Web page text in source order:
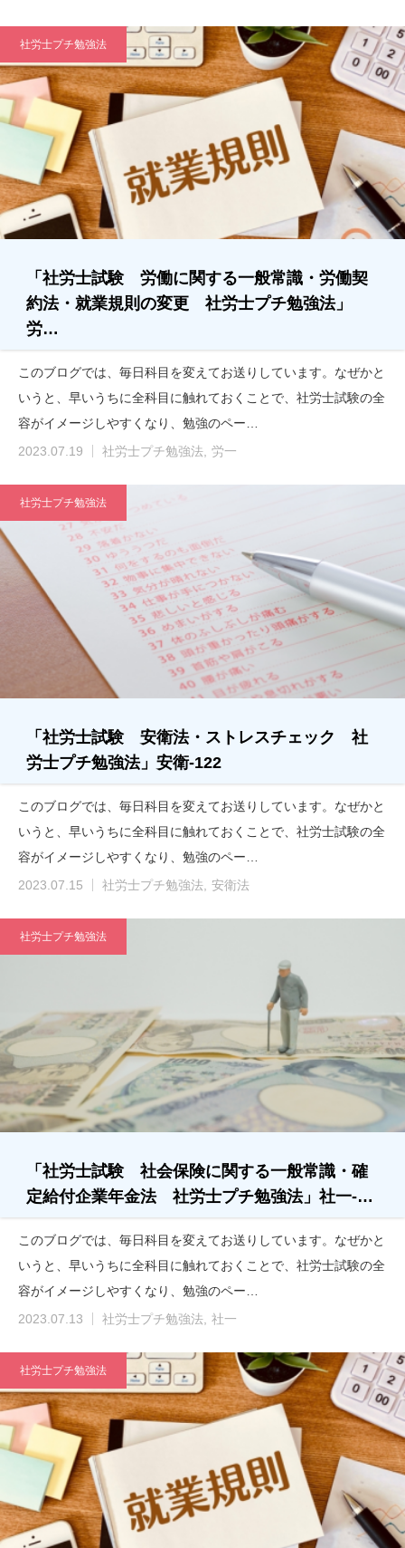
社労士プチ勉強法
「社労士試験 労働に関する一般常識・労働契
約法・就業規則の変更 社労士プチ勉強法」
労…
このブログでは、毎日科目を変えてお送りしています。なぜかと
いうと、早いうちに全科目に触れておくことで、社労士試験の全
容がイメージしやすくなり、勉強のペー…
2023.07.19
社労士プチ勉強法 労一
社労士プチ勉強法
「社労士試験 安衛法・ストレスチェック 社
労士プチ勉強法」安衛-122
このブログでは、毎日科目を変えてお送りしています。なぜかと
いうと、早いうちに全科目に触れておくことで、社労士試験の全
容がイメージしやすくなり、勉強のペー…
2023.07.15
社労士プチ勉強法 安衛法
社労士プチ勉強法
「社労士試験 社会保険に関する一般常識・確
定給付企業年金法 社労士プチ勉強法」社一-…
このブログでは、毎日科目を変えてお送りしています。なぜかと
いうと、早いうちに全科目に触れておくことで、社労士試験の全
容がイメージしやすくなり、勉強のペー…
2023.07.13
社労士プチ勉強法 社一
社労士プチ勉強法